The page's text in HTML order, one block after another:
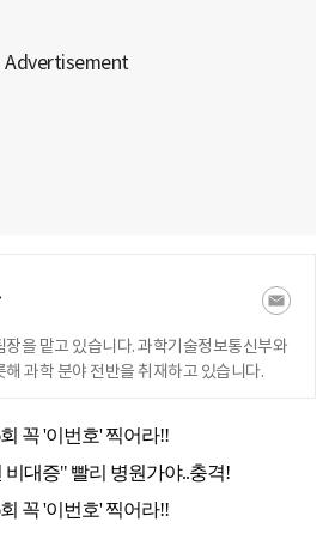
을 맡고 있습니다. 과학기술정보통신부와
과학 분야 전반을 취재하고 있습니다.